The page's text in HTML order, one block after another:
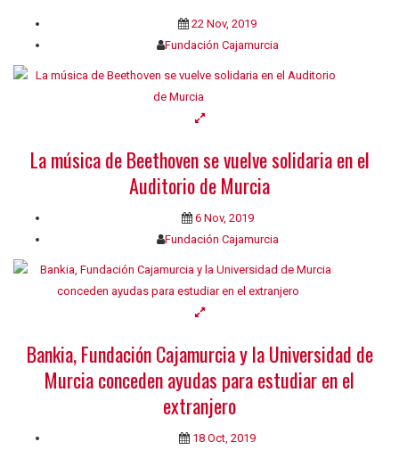
22 Nov, 2019
Fundación Cajamurcia
La música de Beethoven se vuelve solidaria en el
Auditorio de Murcia
6 Nov, 2019
Fundación Cajamurcia
Bankia, Fundación Cajamurcia y la Universidad de
Murcia conceden ayudas para estudiar en el
extranjero
18 Oct, 2019